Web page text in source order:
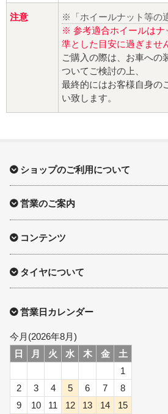
注意
※「ホイールナット等の
※ 参考適合ホイールはナ
準とした目安に過ぎませ
ご購入の際は、お車への
ついてご検討の上、
最終的にはお客様自身の
い致します。
ショップのご利用について
営業のご案内
コンテンツ
タイヤについて
営業日カレンダー
今月(2026年8月)
日
月 火 水 木 金
土
1
2
3 4 5 6 7
8
9
10 11 12 13 14
15